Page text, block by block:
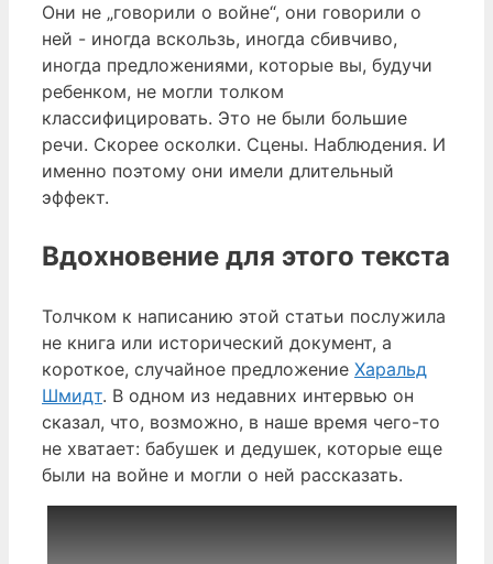
Они не „говорили о войне“, они говорили о
ней - иногда вскользь, иногда сбивчиво,
иногда предложениями, которые вы, будучи
ребенком, не могли толком
классифицировать. Это не были большие
речи. Скорее осколки. Сцены. Наблюдения. И
именно поэтому они имели длительный
эффект.
Вдохновение для этого текста
Толчком к написанию этой статьи послужила
не книга или исторический документ, а
короткое, случайное предложение Харальд
Шмидт. В одном из недавних интервью он
сказал, что, возможно, в наше время чего-то
не хватает: бабушек и дедушек, которые еще
были на войне и могли о ней рассказать.